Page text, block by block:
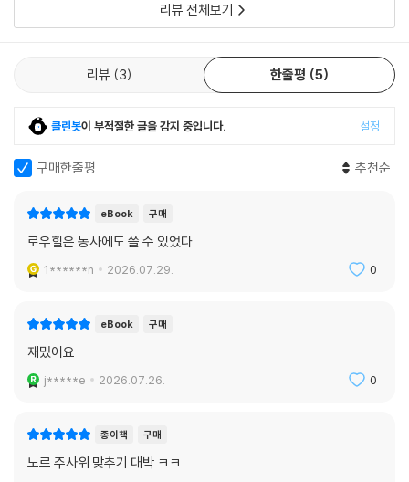
리뷰 전체보기
리뷰 3 한줄평 5
클린봇이 부적절한 글을 감지 중입니다. 설정
구매한줄평 추천순
eBook 구매
로우힐은 농사에도 쓸 수 있었다
1******n 2026.07.29. 0
eBook 구매
재밌어요
j*****e 2026.07.26. 0
종이책 구매
노르 주사위 맞추기 대박 ㅋㅋ